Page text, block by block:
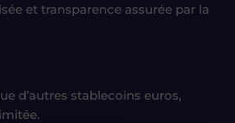
et transparence assurée par la
d’autres stablecoins euros,